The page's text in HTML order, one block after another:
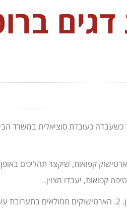
כעובדת סוציאלית במשרד
קפואות, שיקצר תהליכים
קפואות, יעבדו מצוין.